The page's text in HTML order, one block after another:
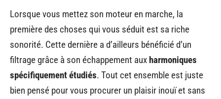
Lorsque vous mettez son moteur en marche, la
première des choses qui vous séduit est sa riche
sonorité. Cette dernière a d’ailleurs bénéficié d’un
filtrage grâce à son échappement aux harmoniques
spécifiquement étudiés. Tout cet ensemble est juste
bien pensé pour vous procurer un plaisir inouï et sans